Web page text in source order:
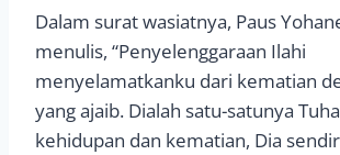
Dalam surat wasiatnya, Paus
menulis, “Penyelenggaraan Ilahi
menyelamatkanku dari kematian
yang ajaib. Dialah satu-satunya
kehidupan dan kematian, Dia